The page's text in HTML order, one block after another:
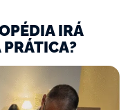
IRÁ